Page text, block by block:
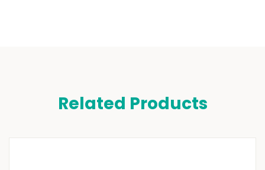
Related Products